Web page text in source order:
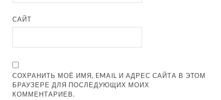
САЙТ
СОХРАНИТЬ МОЁ ИМЯ, EMAIL И АДРЕС САЙТА В ЭТОМ
БРАУЗЕРЕ ДЛЯ ПОСЛЕДУЮЩИХ МОИХ
КОММЕНТАРИЕВ.